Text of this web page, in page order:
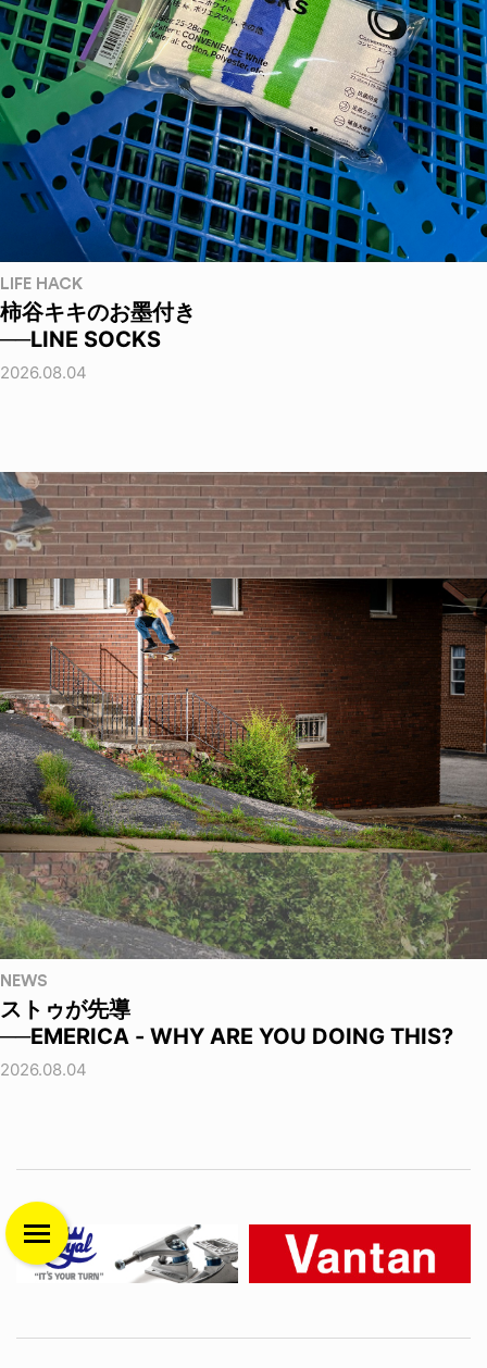
LIFE HACK
柿谷キキのお墨付き
──LINE SOCKS
2026.08.04
NEWS
ストゥが先導
──EMERICA - WHY ARE YOU DOING THIS?
2026.08.04